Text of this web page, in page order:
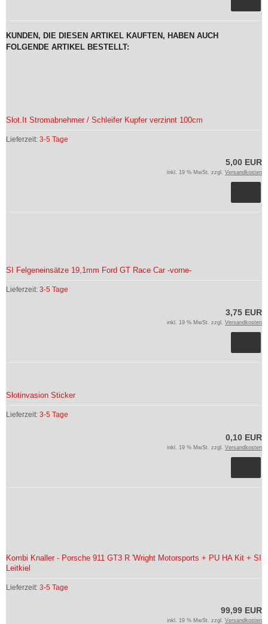
KUNDEN, DIE DIESEN ARTIKEL KAUFTEN, HABEN AUCH
FOLGENDE ARTIKEL BESTELLT:
Slot.It Stromabnehmer / Schleifer Kupfer verzinnt 100cm
Lieferzeit: 3-5 Tage
5,00 EUR
inkl. 19 % MwSt. zzgl. Versandkosten
SI Felgeneinsätze 19,1mm Ford GT Race Car -vorne-
Lieferzeit: 3-5 Tage
3,75 EUR
inkl. 19 % MwSt. zzgl. Versandkosten
Slotinvasion Sticker
Lieferzeit: 3-5 Tage
0,10 EUR
inkl. 19 % MwSt. zzgl. Versandkosten
Kombi Knaller - Porsche 911 GT3 R 'Wright Motorsports + PU HA Kit + SI
Leitkiel
Lieferzeit: 3-5 Tage
99,99 EUR
inkl. 19 % MwSt. zzgl. Versandkosten